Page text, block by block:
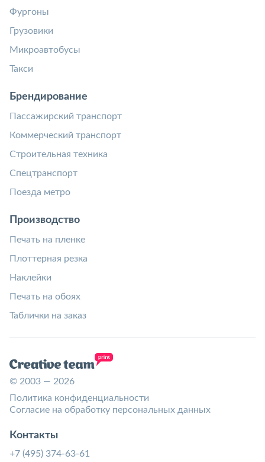
Фургоны
Грузовики
Микроавтобусы
Такси
Брендирование
Пассажирский транспорт
Коммерческий транспорт
Строительная техника
Спецтранспорт
Поезда метро
Производство
Печать на пленке
Плоттерная резка
Наклейки
Печать на обоях
Таблички на заказ
© 2003 — 2026
Политика конфиденциальности
Согласие на обработку персональных данных
Контакты
+7 (495) 374-63-61